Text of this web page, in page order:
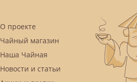
О проекте
Чайный магазин
Наша Чайная
Новости и статьи